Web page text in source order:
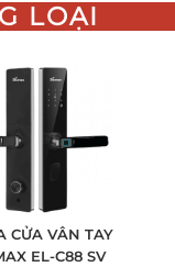
LOẠI
CỬA VÂN TAY
EL-C88 SV